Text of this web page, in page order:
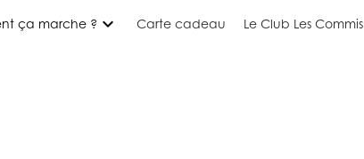
ça marche ? expand_more Carte cadeau Le Club Les Commis